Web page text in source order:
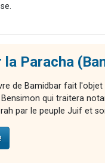
la Paracha
de Bamidbar fait
Bensimon qui traitera
par le peuple Juif et